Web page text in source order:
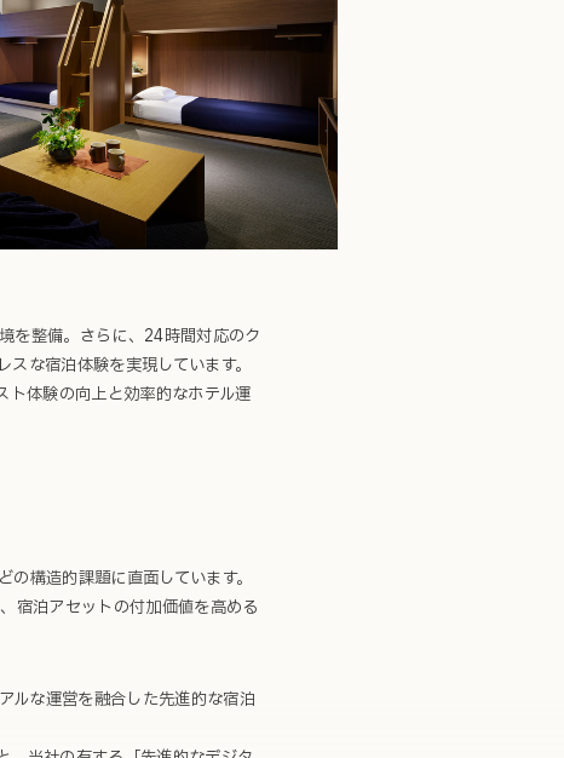
を整備。さらに、24時間対応のク
な宿泊体験を実現しています。
体験の向上と効率的なホテル運
構造的課題に直面しています。
宿泊アセットの付加価値を高める
ルな運営を融合した先進的な宿泊